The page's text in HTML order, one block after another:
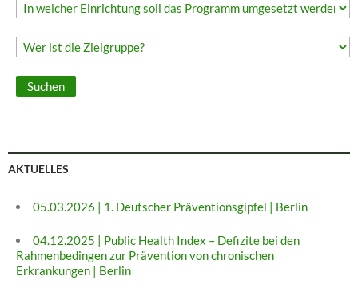
AKTUELLES
05.03.2026 | 1. Deutscher Präventionsgipfel | Berlin
04.12.2025 | Public Health Index – Defizite bei den
Rahmenbedingen zur Prävention von chronischen
Erkrankungen | Berlin